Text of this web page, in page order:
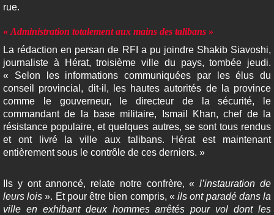
rue.
« Administration totalement aux mains des talibans »
La rédaction en persan de RFI a pu joindre Shakib Siavoshi,
journaliste à Hérat, troisième ville du pays, tombée jeudi.
« Selon les informations communiquées par les élus du
conseil provincial, dit-il, les hautes autorités de la province
comme le gouverneur, le directeur de la sécurité, le
commandant de la base militaire, Ismail Khan, chef de la
résistance populaire, et quelques autres, se sont tous rendus
et ont livré la ville aux talibans. Hérat est maintenant
entièrement sous le contrôle de ces derniers. »
Ils y ont annoncé, relate notre confrère, «l’instauration de
leurs lois ». Et pour être bien compris, « ils ont paradé dans la
ville en exhibant deux hommes arrêtés pour vol dont les